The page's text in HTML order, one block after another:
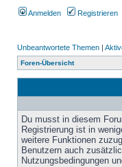
Anmelden Registrieren
Unbeantwortete Themen |
Foren-Übersicht
Du musst in diesem
Registrierung ist in
weitere Funktionen
Benutzern auch
Nutzungsbedingungen